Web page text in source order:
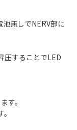
無しでNERV部に
圧することでLED
す。